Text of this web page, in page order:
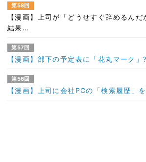
第58回
【漫画】上司が「どうせすぐ辞めるん
結果…
第57回
【漫画】部下の予定表に「花丸マーク
第56回
【漫画】上司に会社PCの「検索履歴」